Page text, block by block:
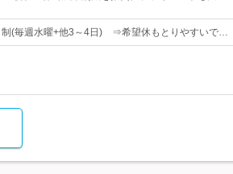
(毎週水曜+他3～4日) ⇒希望休もとりやすいで…